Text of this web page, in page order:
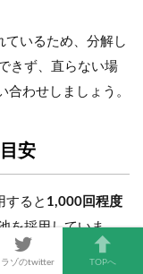
ているため、分解し
きず、直らない場
わせしましょう。
安
すると 1,000回程度
を採用していま
ラゾのtwitter TOPへ